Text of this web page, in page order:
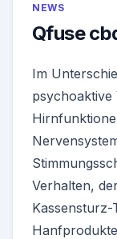
NEWS
Qfuse
Im
psychoaktive
Verhalten,
Kassensturz-